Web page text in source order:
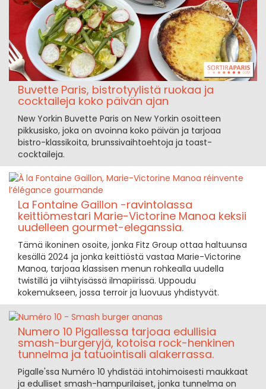
Buvette Paris, bistrotyylistä ruokaa ja
cocktaileja koko päivän ajan
New Yorkin Buvette Paris on New Yorkin osoitteen
pikkusisko, joka on avoinna koko päivän ja tarjoaa
bistro-klassikoita, brunssivaihtoehtoja ja toast-
cocktaileja.
La Fontaine Gaillon -ravintolassa
keittiömestari Marie-Victorine Manoa keksii
uudelleen gourmet-eleganssia.
Tämä ikoninen osoite, jonka Fitz Group ottaa haltuunsa
kesällä 2024 ja jonka keittiöstä vastaa Marie-Victorine
Manoa, tarjoaa klassisen menun rohkealla uudella
twistillä ja viihtyisässä ilmapiirissä. Uppoudu
kokemukseen, jossa terroir ja luovuus yhdistyvät.
Numero 10 Pigallessa tarjoaa edullisia
smash-burgeryjä, kotoisa rock-henkinen
tunnelma ja tatuointisali alakerrassa.
Pigalle'ssa Numéro 10 yhdistää intohimoisesti maukkaat
ja edulliset smash-hampurilaiset, jonka tunnelma on